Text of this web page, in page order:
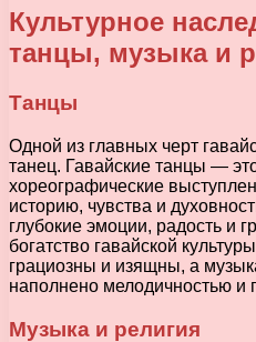
Культурное
танцы, музыка и
Танцы
Одной из главных черт
танец. Гавайские танцы —
хореографические
историю, чувства и
глубокие эмоции, радость и
богатство гавайской
грациозны и изящны, а
наполнено мелодичностью и
Музыка и религия